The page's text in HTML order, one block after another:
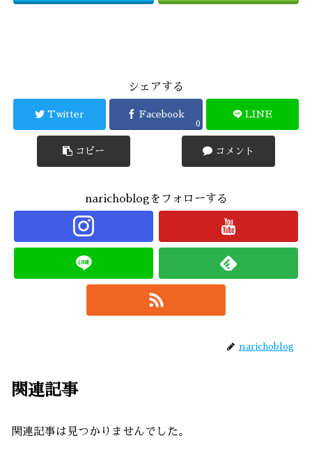
シェアする
Twitter Facebook
0
LINE
コピー コメント
narichoblogをフォローする
narichoblog
関連記事
関連記事は見つかりませんでした。